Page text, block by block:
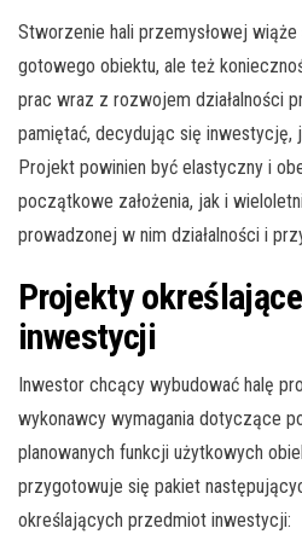
Stworzenie hali przemysłowej
gotowego obiektu, ale też
prac wraz z rozwojem działalności
pamiętać, decydując się inwestycję,
Projekt powinien być elastyczny i
początkowe założenia, jak i
prowadzonej w nim działalności i
Projekty
inwestycji
Inwestor chcący wybudować halę
wykonawcy wymagania dotyczące
planowanych funkcji użytkowych
przygotowuje się pakiet
określających przedmiot inwestycji: